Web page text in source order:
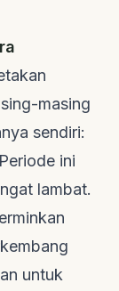
masing
sendiri:
Periode ini
lambat.
untuk